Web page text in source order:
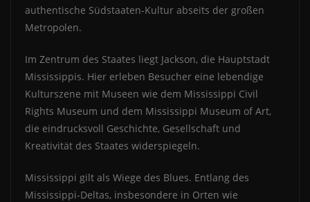
authentische Südstaaten-Kultur abseits der großen
Metropolen.
Im Zentrum des Staates liegt Jackson, die Hauptstadt
Mississippis. Hier erleben Besucher eine lebendige
Kulturszene mit Museen wie dem Mississippi Civil
Rights Museum und dem Mississippi Museum of Art,
die eindrucksvoll Geschichte, Gesellschaft und
Kreativität des Staates widerspiegeln.
Mississippi gilt als Wiege des Blues. Entlang des
Mississippi-Deltas, insbesondere in Orten wie